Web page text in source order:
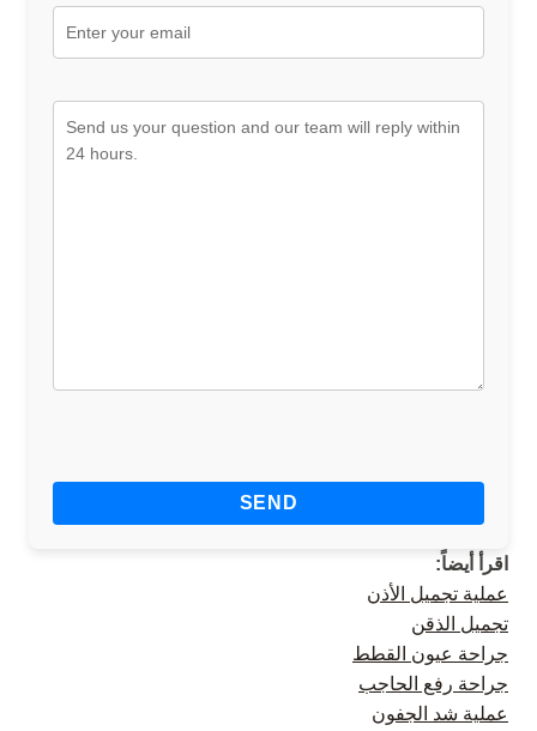
اقرأ أيضاً:
عملية تجميل الأذن
تجميل الذقن
جراحة عيون القطط
جراحة رفع الحاجب
عملية شد الجفون